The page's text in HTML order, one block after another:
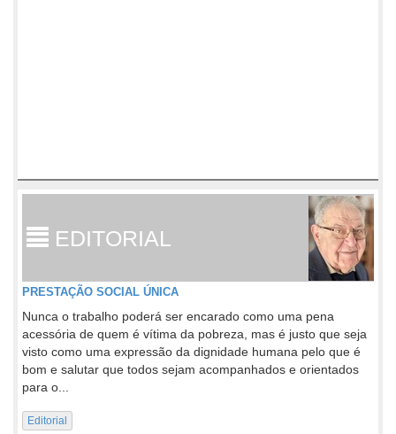
EDITORIAL
PRESTAÇÃO SOCIAL ÚNICA
Nunca o trabalho poderá ser encarado como uma pena
acessória de quem é vítima da pobreza, mas é justo que seja
visto como uma expressão da dignidade humana pelo que é
bom e salutar que todos sejam acompanhados e orientados
para o...
Editorial